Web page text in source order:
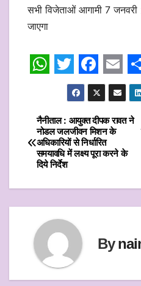
सभी विजेताओं आगामी 7
जाएगा
a
t
s
p
T
w
i
t
t
F
a
c
e
b
E
m
a
i
l
S
h
a
Post
navigation
नैनीताल : आयुक्त दीपक रावत ने
नोडल जलजीवन मिशन के
अधिकारियों से निर्धारित
समयावधि में लक्ष्य पूरा करने के
दिये निर्देश
By